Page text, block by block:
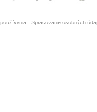
Spracovanie osobných